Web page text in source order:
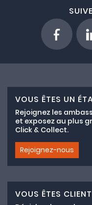
VOUS ÊTES UN
Rejoignez les
et exposez au plus
Click & Collect.
Rejoignez-nous
VOUS ÊTES